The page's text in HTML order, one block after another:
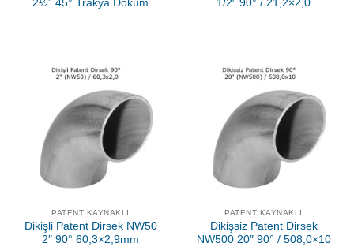
2½” 45° Trakya Döküm
1/2″ 90° / 21,2×2,0
PATENT KAYNAKLI
Dikişli Patent Dirsek NW50
2″ 90° 60,3×2,9mm
PATENT KAYNAKLI
Dikişsiz Patent Dirsek
NW500 20″ 90° / 508,0×10